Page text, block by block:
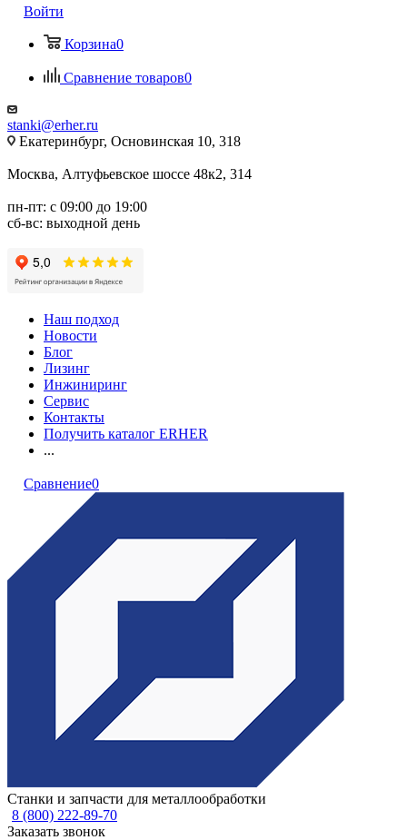
Войти
Корзина0
Сравнение товаров0
stanki@erher.ru
Екатеринбург, Основинская 10, 318
Москва, Алтуфьевское шоссе 48к2, 314
пн-пт: с 09:00 до 19:00
сб-вс: выходной день
Наш подход
Новости
Блог
Лизинг
Инжиниринг
Сервис
Контакты
Получить каталог ERHER
...
Сравнение0
Станки и запчасти для металлообработки
8 (800) 222-89-70
Заказать звонок